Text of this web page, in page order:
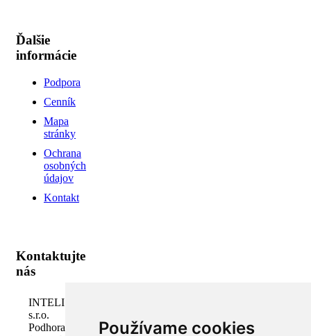
Používame cookies
Ďalšie
informácie
Podpora
Cenník
Mapa
stránky
Ochrana
osobných
údajov
Kontakt
Kontaktujte
nás
INTELI.SK,
s.r.o.
Podhora 18,